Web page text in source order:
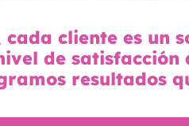
cliente es un
de satisfacción
resultados